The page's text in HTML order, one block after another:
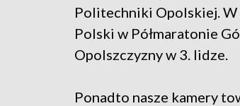
Politechniki Opolskiej.
Polski w Półmaratonie
Opolszczyzny w 3. lidze.
Ponadto nasze kamery